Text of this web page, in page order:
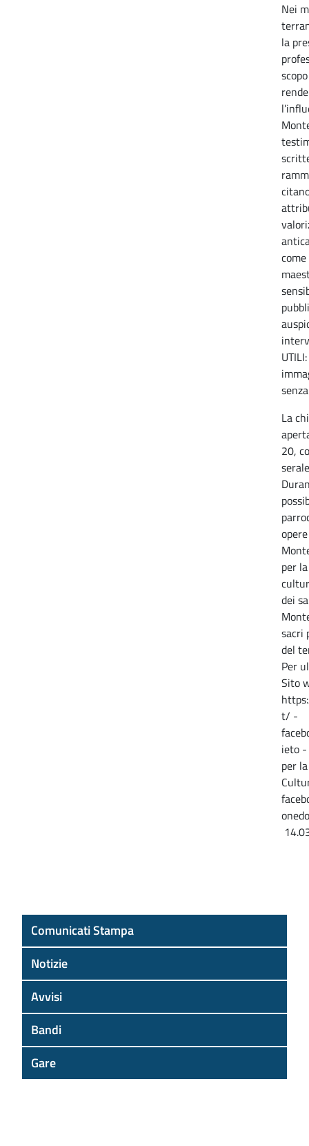
Nei
la
La
20,
per
dei
sacri
del
Per
Sito
t/ -
ieto -
per
Comunicati Stampa
Notizie
Avvisi
Bandi
Gare